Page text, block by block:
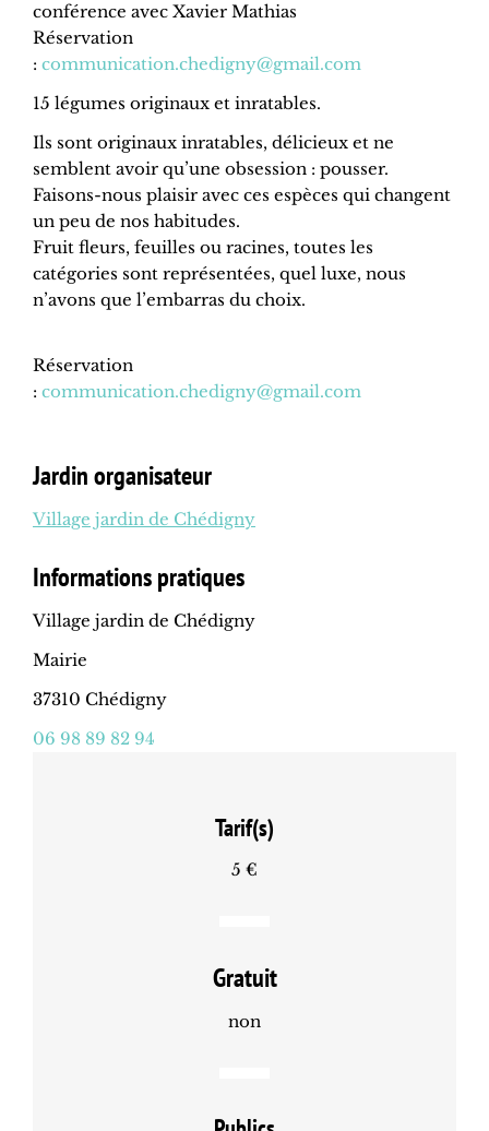
conférence avec Xavier Mathias
Réservation
: communication.chedigny@gmail.com
15 légumes originaux et inratables.
Ils sont originaux inratables, délicieux et ne
semblent avoir qu’une obsession : pousser.
Faisons-nous plaisir avec ces espèces qui changent
un peu de nos habitudes.
Fruit fleurs, feuilles ou racines, toutes les
catégories sont représentées, quel luxe, nous
n’avons que l’embarras du choix.
Réservation
: communication.chedigny@gmail.com
Jardin organisateur
Village jardin de Chédigny
Informations pratiques
Village jardin de Chédigny
Mairie
37310 Chédigny
06 98 89 82 94
Tarif(s)
5 €
Gratuit
non